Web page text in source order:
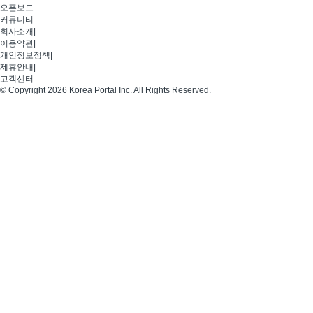
오픈보드
커뮤니티
회사소개
이용약관
개인정보정책
제휴안내
고객센터
© Copyright 2026 Korea Portal Inc. All Rights Reserved.